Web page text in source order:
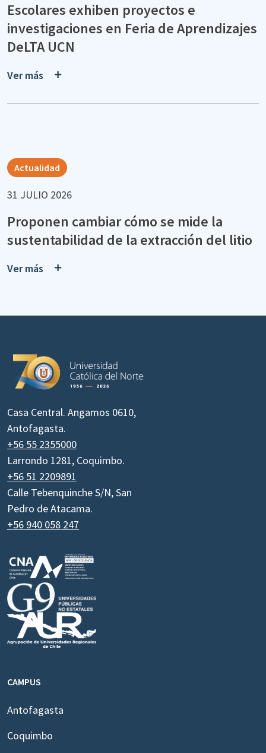
Escolares exhiben proyectos e
investigaciones en Feria de Aprendizajes
DeLTA UCN
Ver más
Actualidad
31 JULIO 2026
Proponen cambiar cómo se mide la
sustentabilidad de la extracción del litio
Ver más
Casa Central. Angamos 0610,
Antofagasta.
+56 55 2355000
Larrondo 1281, Coquimbo.
+56 51 2209891
Calle Tebenquinche S/N, San
Pedro de Atacama.
+56 940 058 247
CAMPUS
Antofagasta
Coquimbo